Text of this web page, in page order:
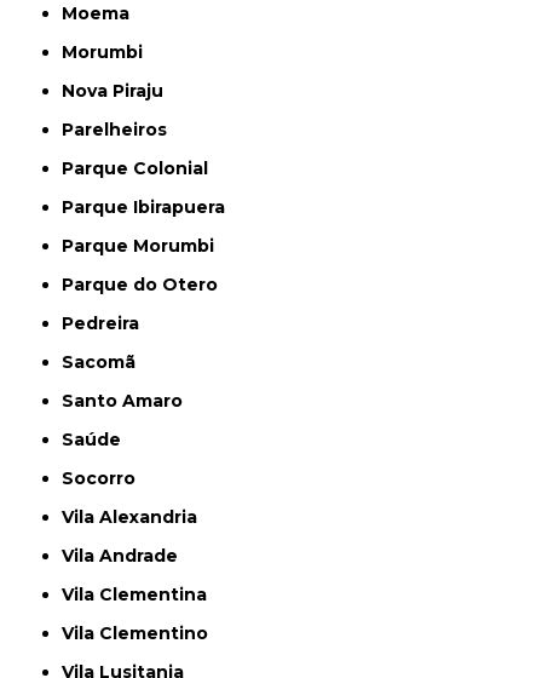
Moema
Morumbi
Nova Piraju
Parelheiros
Parque Colonial
Parque Ibirapuera
Parque Morumbi
Parque do Otero
Pedreira
Sacomã
Santo Amaro
Saúde
Socorro
Vila Alexandria
Vila Andrade
Vila Clementina
Vila Clementino
Vila Lusitania